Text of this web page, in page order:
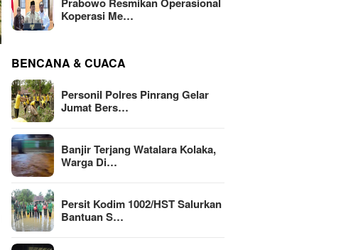
Koperasi Me…
BENCANA & CUACA
Personil Polres Pinrang Gelar
Jumat Bers…
Banjir Terjang Watalara Kolaka,
Warga Di…
Persit Kodim 1002/HST Salurkan
Bantuan S…